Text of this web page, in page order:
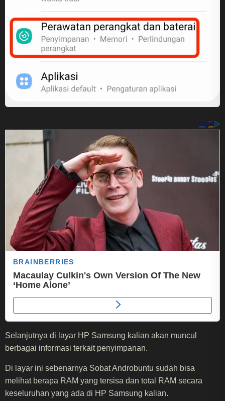
Selanjutnya di layar HP Samsung kalian akan muncul
berbagai informasi terkait penyimpanan.
Di layar ini sebenarnya Sobat Androbuntu sudah bisa
melihat berapa RAM yang tersisa dan total RAM secara
keseluruhan yang ada di HP Samsung kalian.